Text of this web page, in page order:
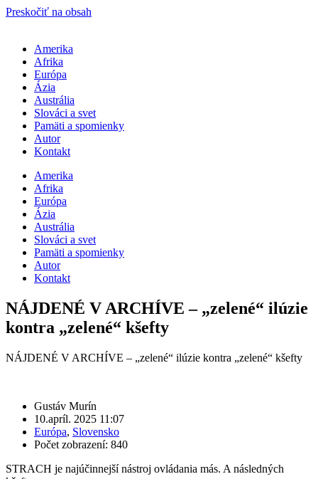
Preskočiť na obsah
Amerika
Afrika
Európa
Ázia
Austrália
Slováci a svet
Pamäti a spomienky
Autor
Kontakt
Amerika
Afrika
Európa
Ázia
Austrália
Slováci a svet
Pamäti a spomienky
Autor
Kontakt
NÁJDENÉ V ARCHÍVE – „zelené“ ilúzie
kontra „zelené“ kšefty
NÁJDENÉ V ARCHÍVE – „zelené“ ilúzie kontra „zelené“ kšefty
Gustáv Murín
10.apríl. 2025 11:07
Európa, Slovensko
Počet zobrazení: 840
STRACH je najúčinnejší nástroj ovládania más. A následných